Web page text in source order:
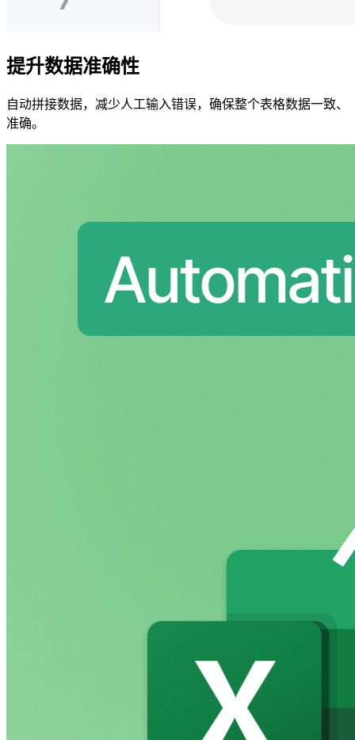
提升数据准确性
自动拼接数据，减少人工输入错误，确保整个表格数据一致、
准确。